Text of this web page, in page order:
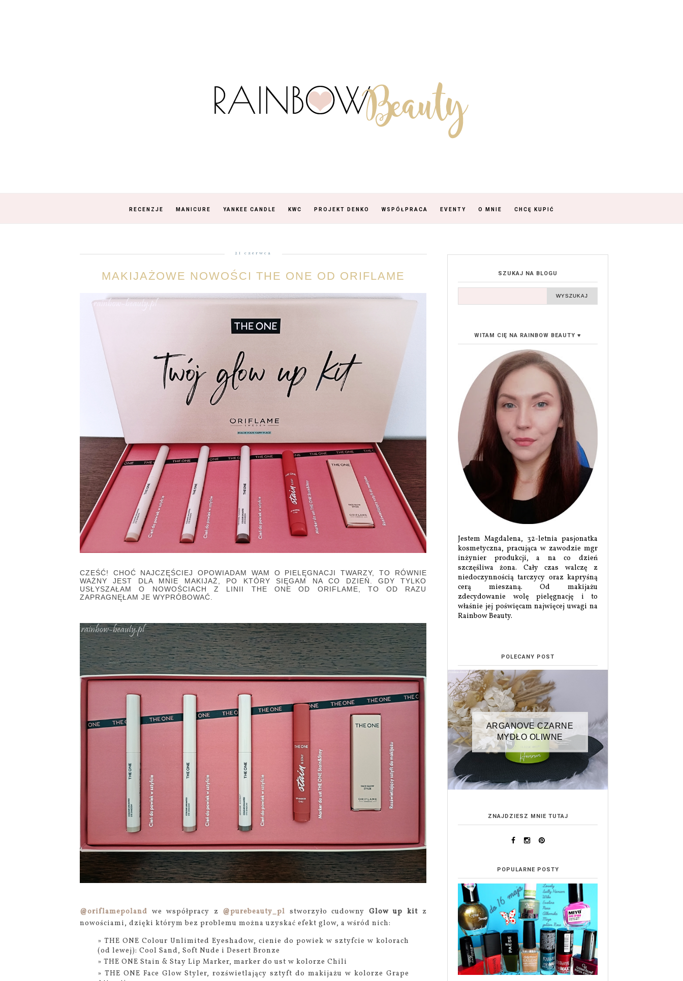
RECENZJE MANICURE YANKEE CANDLE KWC PROJEKT DENKO WSPÓŁPRACA EVENTY O MNIE CHCĘ KUPIĆ
21 czerwca
MAKIJAŻOWE NOWOŚCI THE ONE OD ORIFLAME
CZEŚĆ! CHOĆ NAJCZĘŚCIEJ OPOWIADAM WAM O PIELĘGNACJI TWARZY, TO RÓWNIE
WAŻNY JEST DLA MNIE MAKIJAŻ, PO KTÓRY SIĘGAM NA CO DZIEŃ. GDY TYLKO
USŁYSZAŁAM O NOWOŚCIACH Z LINII THE ONE OD ORIFLAME, TO OD RAZU
ZAPRAGNĘŁAM JE WYPRÓBOWAĆ.
@oriflamepoland we współpracy z @purebeauty_pl stworzyło cudowny Glow up kitz
nowościami, dzięki którym bez problemu można uzyskać efekt glow, a wśród nich:
THE ONE Colour Unlimited Eyeshadow, cienie do powiek w sztyfcie w kolorach
(od lewej): Cool Sand, Soft Nude i Desert Bronze
THE ONE Stain & Stay Lip Marker, marker do ust w kolorze Chili
THE ONE Face Glow Styler, rozświetlający sztyft do makijażu w kolorze Grape
SZUKAJ NA BLOGU
WITAM CIĘ NA RAINBOW BEAUTY ♥
Jestem Magdalena, 32-letnia pasjonatka
kosmetyczna, pracująca w zawodzie mgr
inżynier produkcji, a na co dzień
szczęśliwa żona. Cały czas walczę z
niedoczynnością tarczycy oraz kapryśną
cerą mieszaną. Od makijażu
zdecydowanie wolę pielęgnację i to
właśnie jej poświęcam najwięcej uwagi na
Rainbow Beauty.
POLECANY POST
ARGANOVE CZARNE
MYDŁO OLIWNE
ZNAJDZIESZ MNIE TUTAJ
POPULARNE POSTY